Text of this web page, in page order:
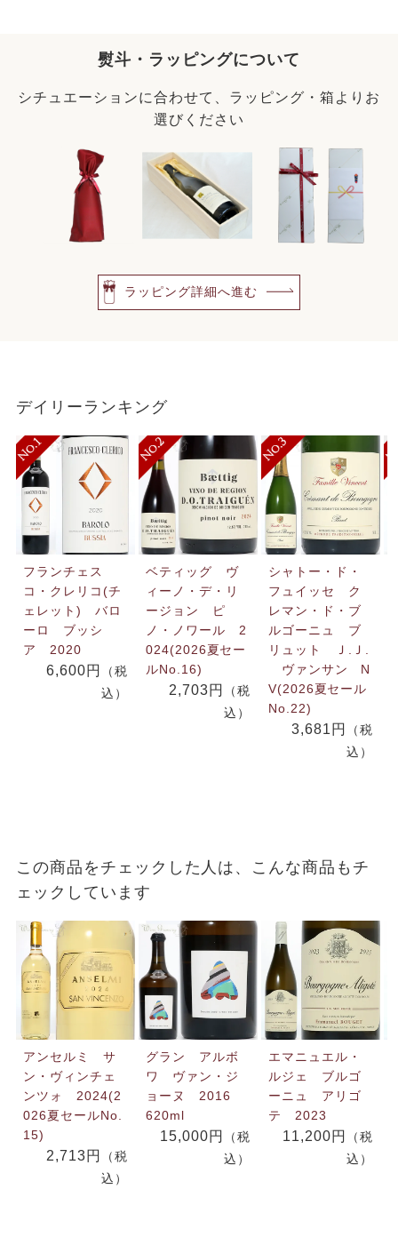
熨斗・ラッピングについて
シチュエーションに合わせて、ラッピング・箱よりお
選びください
ラッピング詳細へ進む
デイリーランキング
フランチェス
コ・クレリコ(チ
ェレット) バロ
ーロ ブッシ
ア 2020
6,600円
（税
込）
ベティッグ ヴ
ィーノ・デ・リ
ージョン ピ
ノ・ノワール 2
024(2026夏セー
ルNo.16)
2,703円
（税
込）
シャトー・ド・
フュイッセ ク
レマン・ド・ブ
ルゴーニュ ブ
リュット Ｊ.Ｊ.
ヴァンサン N
V(2026夏セール
No.22)
3,681円
（税
込）
この商品をチェックした人は、こんな商品もチ
ェックしています
アンセルミ サ
ン・ヴィンチェ
ンツォ 2024(2
026夏セールNo.
15)
2,713円
（税
込）
グラン アルボ
ワ ヴァン・ジ
ョーヌ 2016
620ml
15,000円
（税
込）
エマニュエル・
ルジェ ブルゴ
ーニュ アリゴ
テ 2023
11,200円
（税
込）